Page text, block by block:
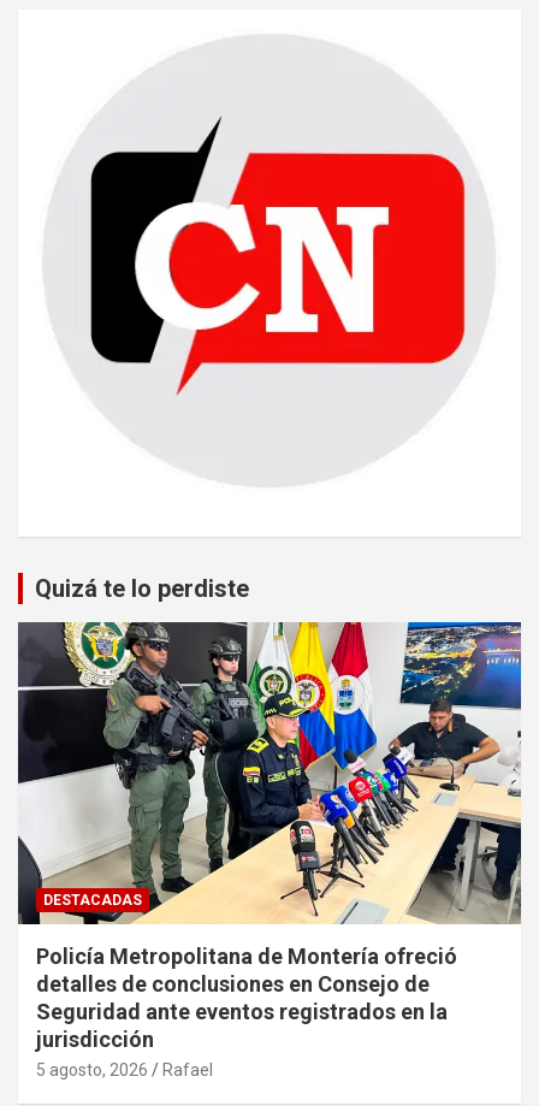
Quizá te lo perdiste
DESTACADAS
Policía Metropolitana de Montería ofreció
detalles de conclusiones en Consejo de
Seguridad ante eventos registrados en la
jurisdicción
5 agosto, 2026 Rafael